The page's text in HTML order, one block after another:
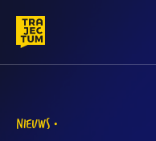
content
NIEUWS